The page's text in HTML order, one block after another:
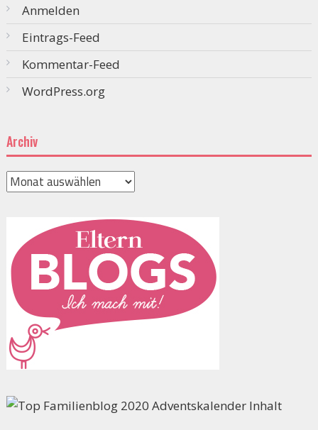
Anmelden
Eintrags-Feed
Kommentar-Feed
WordPress.org
Archiv
Archiv